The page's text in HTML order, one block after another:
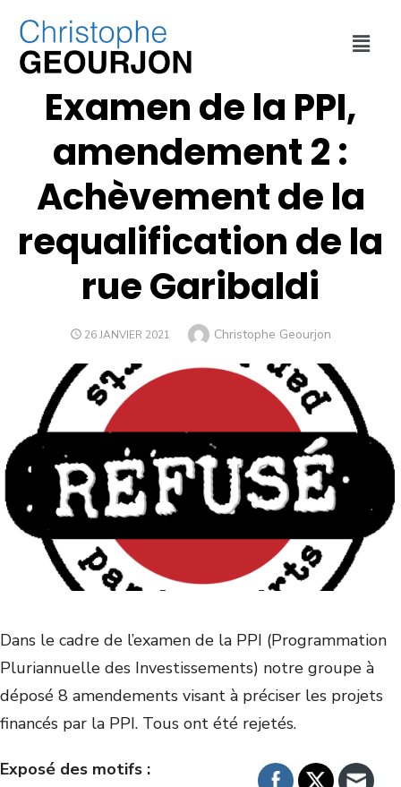
ENVIRONNEMENT
Examen de la PPI,
amendement 2 :
Achèvement de la
requalification de la
rue Garibaldi
26 JANVIER 2021 Christophe Geourjon
Dans le cadre de l’examen de la PPI (Programmation
Pluriannuelle des Investissements) notre groupe à
déposé 8 amendements visant à préciser les projets
financés par la PPI. Tous ont été rejetés.
Exposé des motifs :